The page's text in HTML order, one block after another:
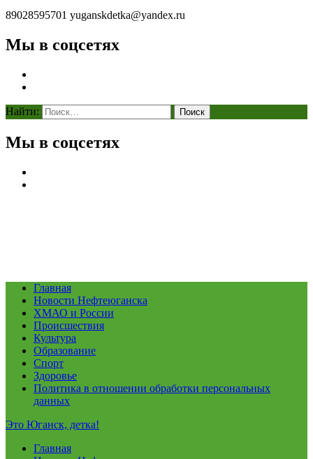
89028595701 yuganskdetka@yandex.ru
Мы в соцсетях
Найти:
Мы в соцсетях
Главная
Новости Нефтеюганска
ХМАО и России
Происшествия
Культура
Образование
Спорт
Здоровье
Политика в отношении обработки персональных
данных
Это Юганск, детка!
Главная